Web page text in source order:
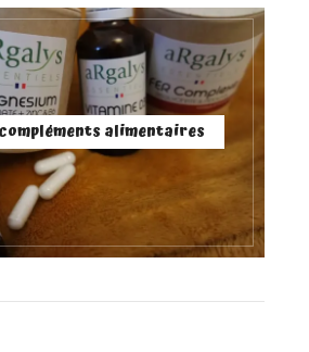
alimentaires